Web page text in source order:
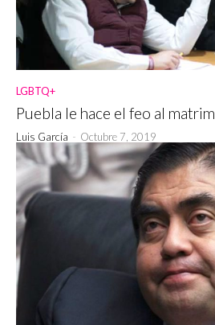
LGBTQ+
Puebla le hace el feo al
Luis García - Octubre 7, 2019